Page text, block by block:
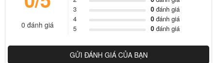
0 đánh giá
3
0đánh giá
4
0đánh giá
5
0đánh giá
GỬI ĐÁNH GIÁ CỦA BẠN